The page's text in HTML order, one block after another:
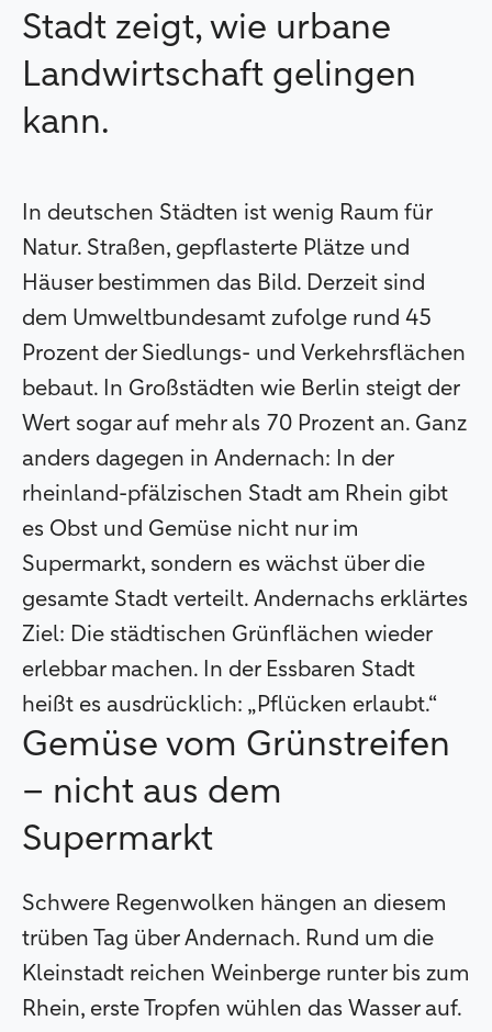
Stadt zeigt, wie urbane
Landwirtschaft gelingen
kann.
In deutschen Städten ist wenig Raum für
Natur. Straßen, gepflasterte Plätze und
Häuser bestimmen das Bild. Derzeit sind
dem Umweltbundesamt zufolge rund 45
Prozent der Siedlungs- und Verkehrsflächen
bebaut. In Großstädten wie Berlin steigt der
Wert sogar auf mehr als 70 Prozent an. Ganz
anders dagegen in Andernach: In der
rheinland-pfälzischen Stadt am Rhein gibt
es Obst und Gemüse nicht nur im
Supermarkt, sondern es wächst über die
gesamte Stadt verteilt. Andernachs erklärtes
Ziel: Die städtischen Grünflächen wieder
erlebbar machen. In der Essbaren Stadt
heißt es ausdrücklich: „Pflücken erlaubt.“
Gemüse vom Grünstreifen
– nicht aus dem
Supermarkt
Schwere Regenwolken hängen an diesem
trüben Tag über Andernach. Rund um die
Kleinstadt reichen Weinberge runter bis zum
Rhein, erste Tropfen wühlen das Wasser auf.